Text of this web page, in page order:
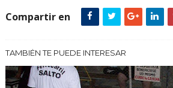
Compartir en
TAMBIÉN TE PUEDE INTERESAR